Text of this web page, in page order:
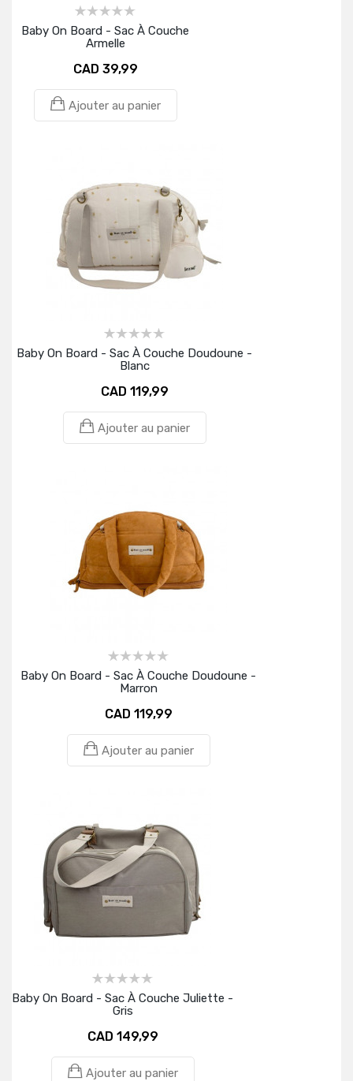
Baby On Board - Sac À Couche
Armelle
CAD 39,99
Ajouter au panier
Baby On Board - Sac À Couche Doudoune -
Blanc
CAD 119,99
Ajouter au panier
Baby On Board - Sac À Couche Doudoune -
Marron
CAD 119,99
Ajouter au panier
Baby On Board - Sac À Couche Juliette -
Gris
CAD 149,99
Ajouter au panier